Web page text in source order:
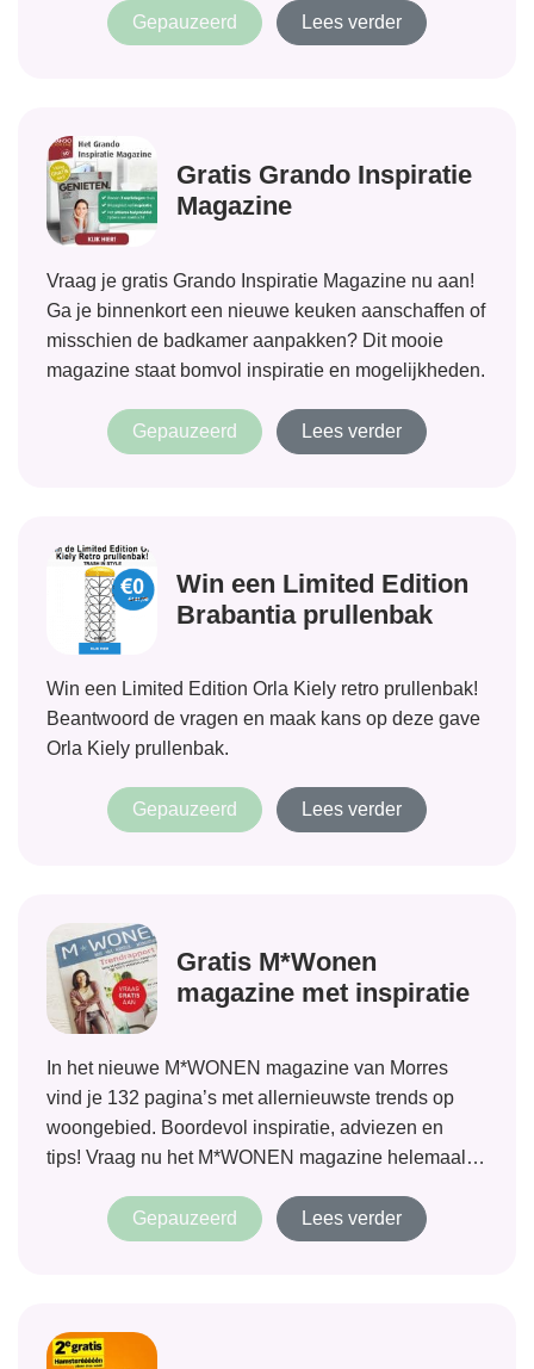
Gepauzeerd Lees verder
Gratis Grando Inspiratie
Magazine
Vraag je gratis Grando Inspiratie Magazine nu aan!
Ga je binnenkort een nieuwe keuken aanschaffen of
misschien de badkamer aanpakken? Dit mooie
magazine staat bomvol inspiratie en mogelijkheden.
Gepauzeerd Lees verder
Win een Limited Edition
Brabantia prullenbak
Win een Limited Edition Orla Kiely retro prullenbak!
Beantwoord de vragen en maak kans op deze gave
Orla Kiely prullenbak.
Gepauzeerd Lees verder
Gratis M*Wonen
magazine met inspiratie
In het nieuwe M*WONEN magazine van Morres
vind je 132 pagina’s met allernieuwste trends op
woongebied. Boordevol inspiratie, adviezen en
tips! Vraag nu het M*WONEN magazine helemaal
Gepauzeerd
Lees verder